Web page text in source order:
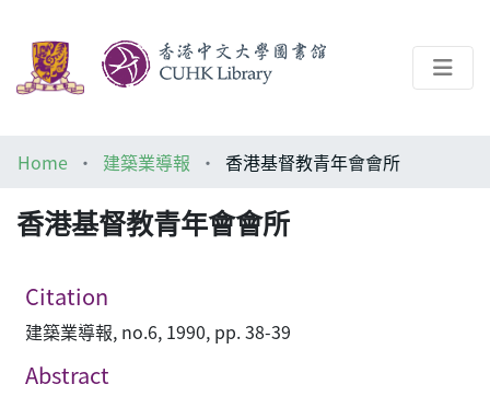
Architecture Library
Home 建築業導報 香港基督教青年會會所
香港基督教青年會會所
Citation
建築業導報, no.6, 1990, pp. 38-39
Abstract